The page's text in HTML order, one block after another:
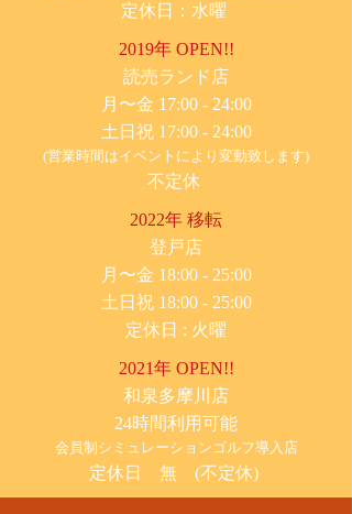
定休日：水曜
2019年 OPEN!!
​読売ランド店
月〜金 17:00 - 24:00
土日祝 17:00 - 24:00
(営業時間はイベントにより変動致します)
不定休
2022年 移転
​登戸店
月〜金 18:00 - 25:00
土日祝 18:00 - 25:00
​定休日 : 火曜
2021年 OPEN!!
​和泉多摩川店
24時間利用可能
​会員制シミュレーションゴルフ導入店
定休日 無 (不定休)